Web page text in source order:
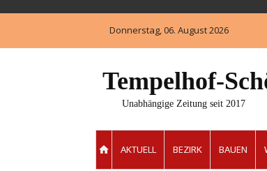
Donnerstag, 06. August 2026
Tempelhof-
Unabhängige Zeitung seit 2017
AKTUELL BEZIRK BAUEN